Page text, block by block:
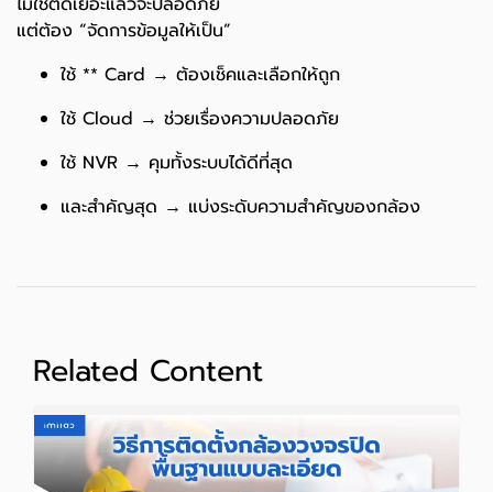
แต่ต้อง “จัดการข้อมูลให้เป็น”
ใช้ ** Card → ต้องเช็คและเลือกให้ถูก
ใช้ Cloud → ช่วยเรื่องความปลอดภัย
ใช้ NVR → คุมทั้งระบบได้ดีที่สุด
และสำคัญสุด → แบ่งระดับความสำคัญของกล้อง
Related Content